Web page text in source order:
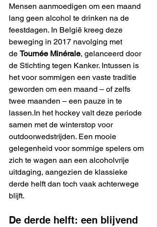
Mensen aanmoedigen om een maand
lang geen alcohol te drinken na de
feestdagen. In België kreeg deze
beweging in 2017 navolging met
de Tournée Minérale, gelanceerd door
de Stichting tegen Kanker. Intussen is
het voor sommigen een vaste traditie
geworden om een maand – of zelfs
twee maanden – een pauze in te
lassen.In het hockey valt deze periode
samen met de winterstop voor
outdoorwedstrijden. Een mooie
gelegenheid voor sommige spelers om
zich te wagen aan een alcoholvrije
uitdaging, aangezien de klassieke
derde helft dan toch vaak achterwege
blijft.
De derde helft: een blijvend